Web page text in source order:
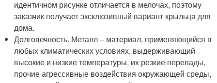
идентичном рисунке отличается в мелочах, поэтому
заказчик получает эксклюзивный вариант крыльца для
дома.
Долговечность. Металл – материал, применяющийся в
любых климатических условиях, выдерживающий
высокие и низкие температуры, их резкие перепады,
прочие агрессивные воздействия окружающей среды,